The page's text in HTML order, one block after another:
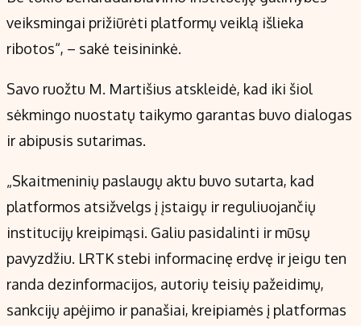
veiksmingai prižiūrėti platformų veiklą išlieka
ribotos“, – sakė teisininkė.
Savo ruožtu M. Martišius atskleidė, kad iki šiol
sėkmingo nuostatų taikymo garantas buvo dialogas
ir abipusis sutarimas.
„Skaitmeninių paslaugų aktu buvo sutarta, kad
platformos atsižvelgs į įstaigų ir reguliuojančių
institucijų kreipimąsi. Galiu pasidalinti ir mūsų
pavyzdžiu. LRTK stebi informacinę erdvę ir jeigu ten
randa dezinformacijos, autorių teisių pažeidimų,
sankcijų apėjimo ir panašiai, kreipiamės į platformas